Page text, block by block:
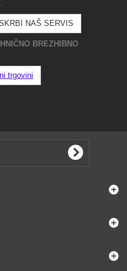
NAŠ SERVIS
BREZHIBNO
trgovini